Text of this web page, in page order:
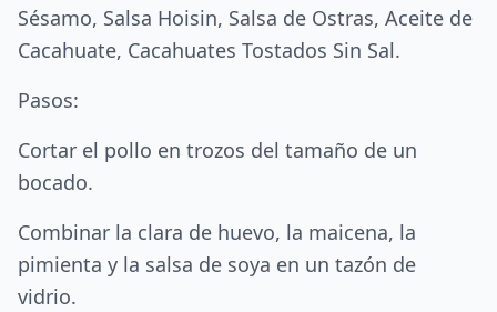
Sésamo, Salsa Hoisin, Salsa de Ostras, Aceite de
Cacahuate, Cacahuates Tostados Sin Sal.
Pasos:
Cortar el pollo en trozos del tamaño de un
bocado.
Combinar la clara de huevo, la maicena, la
pimienta y la salsa de soya en un tazón de
vidrio.